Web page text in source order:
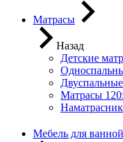
Матрасы
Назад
Детские
Матрасы
Мебель для ванной